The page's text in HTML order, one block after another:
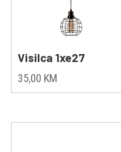
Visilca 1xe27
35,00 KM